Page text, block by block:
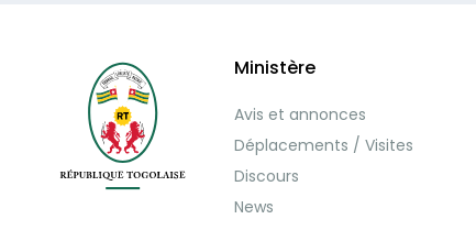
Ministère
Avis et annonces
Déplacements / Visites
Discours
News